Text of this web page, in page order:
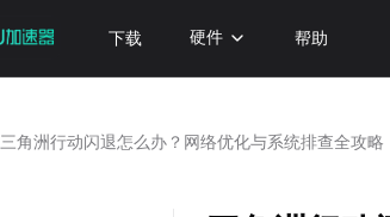
下载 硬件 帮助
三角洲行动闪退怎么办？网络优化与系统排查全攻略